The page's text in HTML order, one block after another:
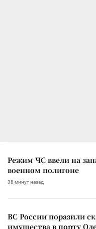
Режим ЧС ввели на
военном полигоне
38 минут назад
ВС России поразили
имущества в порту